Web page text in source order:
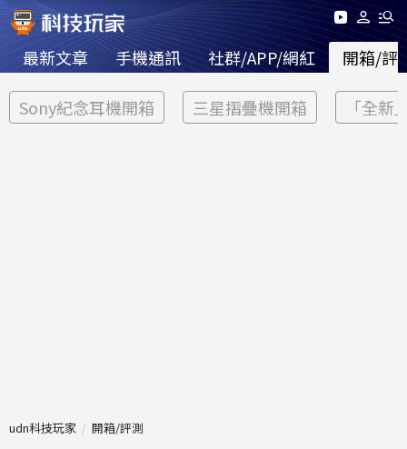
最新文章 手機通訊 社群/APP/網紅 開箱/評
Sony紀念耳機開箱 三星摺疊機開箱 「全新
udn科技玩家 開箱/評測